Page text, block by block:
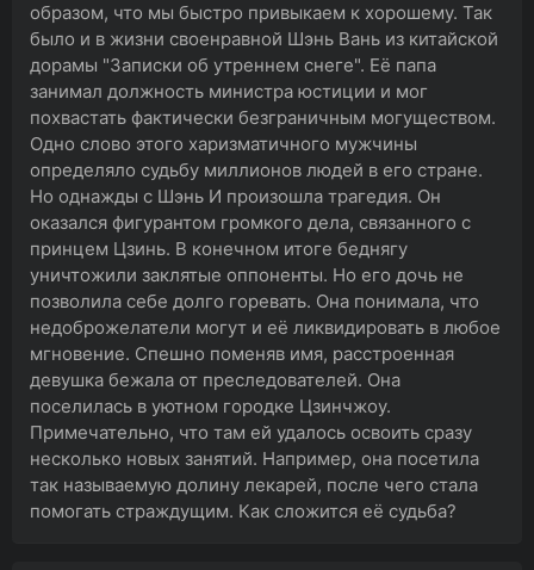
образом, что мы быстро привыкаем к хорошему. Так
было и в жизни своенравной Шэнь Вань из китайской
дорамы "Записки об утреннем снеге". Её папа
занимал должность министра юстиции и мог
похвастать фактически безграничным могуществом.
Одно слово этого харизматичного мужчины
определяло судьбу миллионов людей в его стране.
Но однажды с Шэнь И произошла трагедия. Он
оказался фигурантом громкого дела, связанного с
принцем Цзинь. В конечном итоге беднягу
уничтожили заклятые оппоненты. Но его дочь не
позволила себе долго горевать. Она понимала, что
недоброжелатели могут и её ликвидировать в любое
мгновение. Спешно поменяв имя, расстроенная
девушка бежала от преследователей. Она
поселилась в уютном городке Цзинчжоу.
Примечательно, что там ей удалось освоить сразу
несколько новых занятий. Например, она посетила
так называемую долину лекарей, после чего стала
помогать страждущим. Как сложится её судьба?